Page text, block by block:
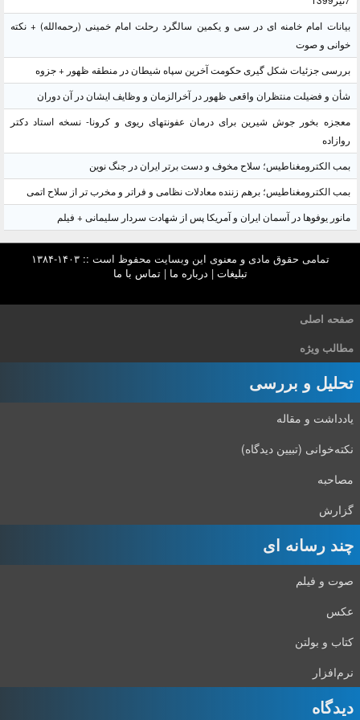
بیانات امام خامنه ای در سی و یکمین سالگرد رحلت امام خمینی (رحمه‌الله) + نکته
خوانی و صوت
بررسی جزئیات شکل گیری حکومت آخرین سپاه شیطان در منطقه ظهور + جزوه
شأن و فضیلت منتظران واقعی ظهور در آخرالزمان و وظایف ایشان در آن دوران
معجزه بخور جوش شیرین برای درمان عفونتهای ریوی و کرونا- نسخه استاد دکتر
روازاده
بمب الکترومغناطیس؛ سلاح مخوف و دست برتر ایران در جنگ نوین
بمب الکترومغناطیس؛ برهم زننده معادلات نظامی و فراتر و مخرب تر از سلاح اتمی
مانور یوفوها در آسمان ایران و آمریکا پس از شهادت سردار سلیمانی + فیلم
تمامی حقوق مادی و معنوی این وبسایت محفوظ است :: ۱۴۰۳-۱۳۸۴
تبلیغات | درباره ما |تماس با ما
صفحه اصلی
مطالب ویژه
تحلیل و بررسی
یادداشت و مقاله
نکته‌خوانی (تبیین دیدگاه)
مصاحبه
گزارش
چند رسانه ای
صوت و فیلم
عکس
کتاب و بولتن
نرم‌افزار
دیدگاه‌